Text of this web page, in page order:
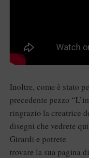
Inoltre, come è stato
precedente pezzo
ringrazio la creatrice
disegni che vedrete
Girardi e potrete
trovare la sua pagina